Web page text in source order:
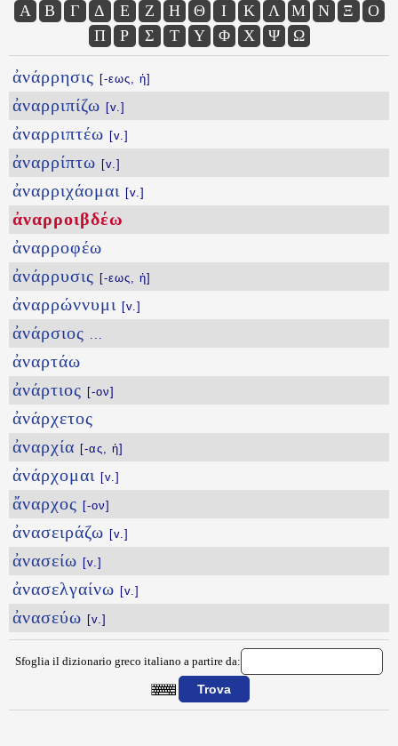
Α Β Γ Δ Ε Ζ Η Θ Ι Κ Λ Μ Ν Ξ
Ο
Π
Ρ Σ Τ Υ Φ Χ Ψ Ω
ἀνάρρησις [-εως, ἡ]
ἀναρριπίζω [v.]
ἀναρριπτέω [v.]
ἀναρρίπτω [v.]
ἀναρριχάομαι [v.]
ἀναρροιβδέω
ἀναρροφέω
ἀνάρρυσις [-εως, ἡ]
ἀναρρώννυμι [v.]
ἀνάρσιος ...
ἀναρτάω
ἀνάρτιος [-ον]
ἀνάρχετος
ἀναρχία [-ας, ἡ]
ἀνάρχομαι [v.]
ἄναρχος [-ον]
ἀνασειράζω [v.]
ἀνασείω [v.]
ἀνασελγαίνω [v.]
ἀνασεύω [v.]
Sfoglia il dizionario greco italiano a partire da: